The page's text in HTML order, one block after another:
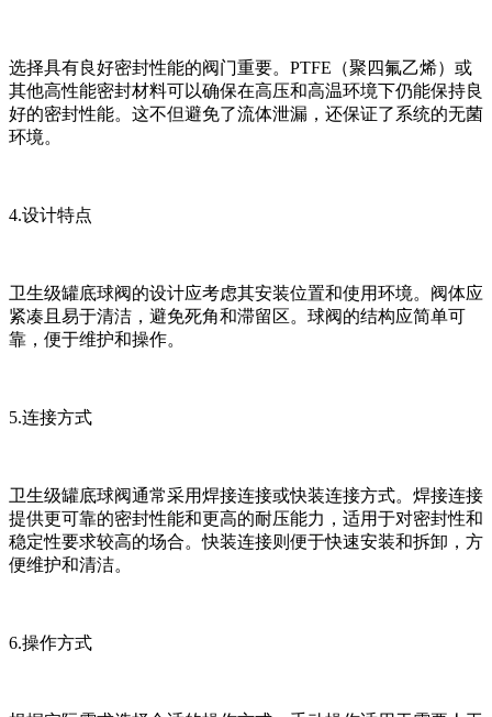
选择具有良好密封性能的阀门重要。PTFE（聚四氟乙烯）或
其他高性能密封材料可以确保在高压和高温环境下仍能保持良
好的密封性能。这不但避免了流体泄漏，还保证了系统的无菌
环境。
4.设计特点
卫生级罐底球阀的设计应考虑其安装位置和使用环境。阀体应
紧凑且易于清洁，避免死角和滞留区。球阀的结构应简单可
靠，便于维护和操作。
5.连接方式
卫生级罐底球阀通常采用焊接连接或快装连接方式。焊接连接
提供更可靠的密封性能和更高的耐压能力，适用于对密封性和
稳定性要求较高的场合。快装连接则便于快速安装和拆卸，方
便维护和清洁。
6.操作方式